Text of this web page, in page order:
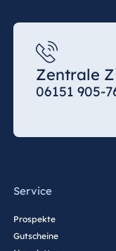
Zentrale
06151 905-
Service
Prospekte
Gutscheine